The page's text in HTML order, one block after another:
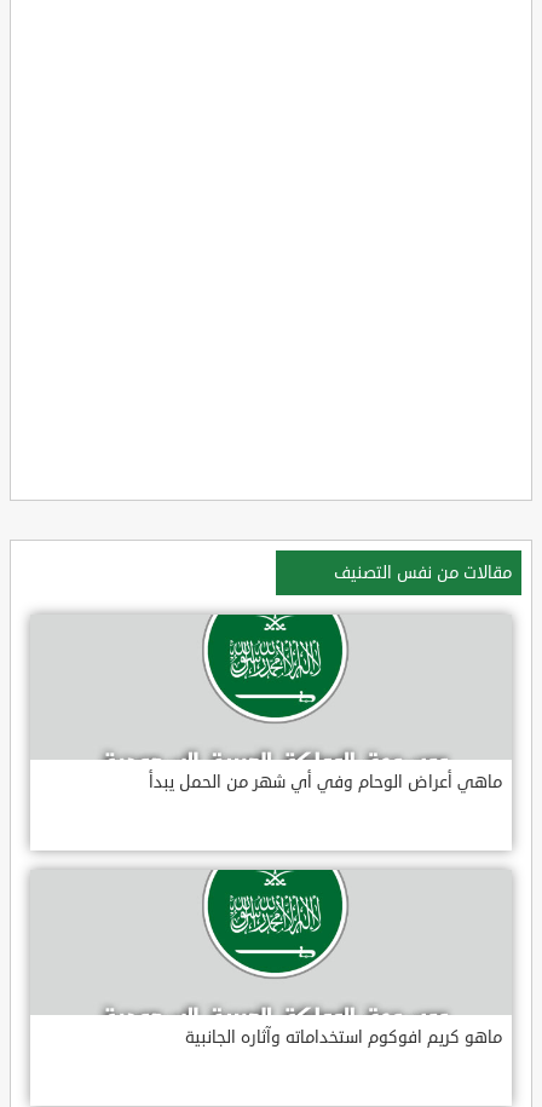
مقالات من نفس التصنيف
ماهي أعراض الوحام وفي أي شهر من الحمل يبدأ
ماهو كريم افوكوم استخداماته وآثاره الجانبية